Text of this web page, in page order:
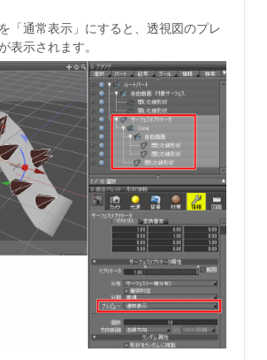
「通常表示」にすると、透視図のプレ
表示されます。